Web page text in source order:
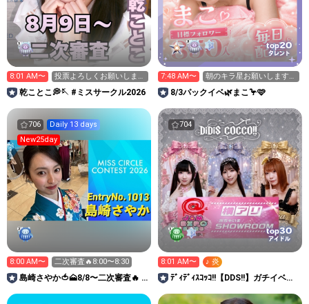
8:01 AM〜
投票よろしくお願いしま
す！！
乾ことこ💭🪡 #ミスサークル2026
top20
タレント
7:48 AM〜
朝のキラ星お願いします
👶🏻💗
8/3パックイベ🌿まこ🦩🩷
706
Daily 13 days
New25day
8:00 AM〜 二次審査🔥8:00〜8:30
島崎さやか🍅🗻8/8〜二次審査🔥 #
704
top30
アイドル
8:01 AM〜 ♪ 炎
ﾃﾞｨﾃﾞｨｽｺｯｺ!!【DDS!!】ガチイベ参